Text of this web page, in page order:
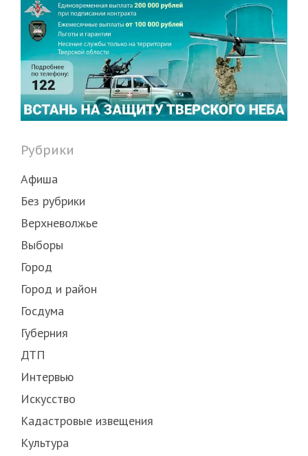
Рубрики
Афиша
Без рубрики
Верхневолжье
Выборы
Город
Город и район
Госдума
Губерния
ДТП
Интервью
Искусство
Кадастровые извещения
Культура